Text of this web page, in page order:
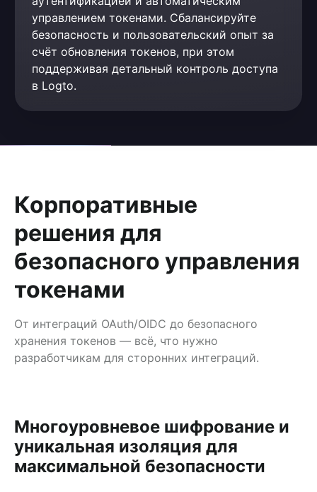
управлением токенами. Сбалансируйте
безопасность и пользовательский опыт за
счёт обновления токенов, при этом
поддерживая детальный контроль доступа
в Logto.
Корпоративные
решения для
безопасного управления
токенами
От интеграций OAuth/OIDC до безопасного
хранения токенов — всё, что нужно
разработчикам для сторонних интеграций.
Многоуровневое шифрование и
уникальная изоляция для
максимальной безопасности